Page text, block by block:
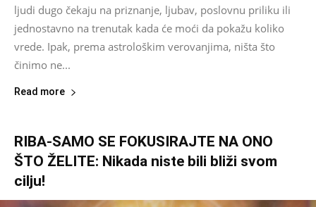
ljudi dugo čekaju na priznanje, ljubav, poslovnu priliku ili
jednostavno na trenutak kada će moći da pokažu koliko
vrede. Ipak, prema astrološkim verovanjima, ništa što
činimo ne...
Read more
RIBA-SAMO SE FOKUSIRAJTE NA ONO
ŠTO ŽELITE: Nikada niste bili bliži svom
cilju!